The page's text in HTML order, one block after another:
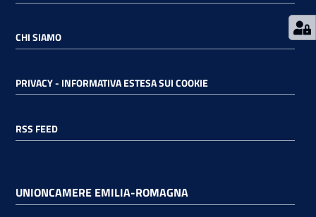
CHI SIAMO
PRIVACY - INFORMATIVA ESTESA SUI COOKIE
RSS FEED
UNIONCAMERE EMILIA-ROMAGNA